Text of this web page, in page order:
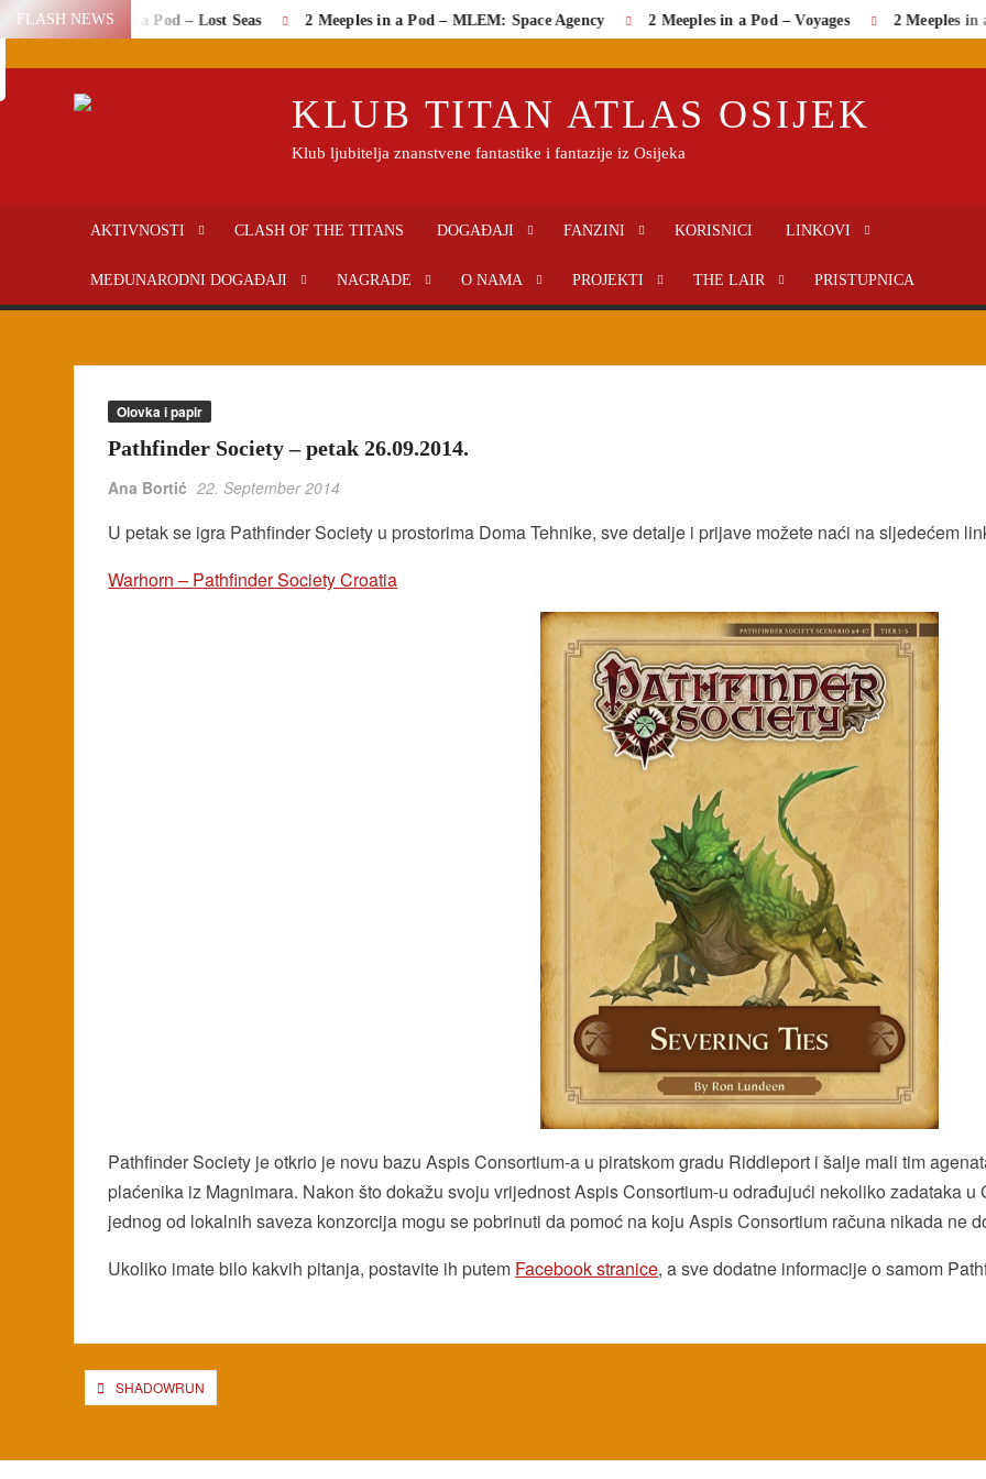
Skip
to
content
FLASH NEWS
2 Meeples in a Pod – Lost Seas 2 Meeples in a Pod – MLEM: Space Agency 2 Meeples in a Pod – Voyages 2 Meeples in
Search
KLUB TITAN ATLAS OSIJEK
Klub ljubitelja znanstvene fantastike i fantazije iz Osijeka
AKTIVNOSTI CLASH OF THE TITANS DOGAĐAJI FANZINI KORISNICI LINKOVI
MEĐUNARODNI DOGAĐAJI NAGRADE O NAMA PROJEKTI THE LAIR PRISTUPNICA
Olovka i papir
Pathfinder Society – petak 26.09.2014.
Ana Bortić 22. September 2014
U petak se igra Pathfinder Society u prostorima Doma Tehnike, sve detalje i prijave možete naći na sljedećem
Warhorn – Pathfinder Society Croatia
Pathfinder Society je otkrio je novu bazu Aspis Consortium-a u piratskom gradu Riddleport i šalje mali tim
plaćenika iz Magnimara. Nakon što dokažu svoju vrijednost Aspis Consortium-u odrađujući nekoliko zadataka
jednog od lokalnih saveza konzorcija mogu se pobrinuti da pomoć na koju Aspis Consortium računa nikada ne
Ukoliko imate bilo kakvih pitanja, postavite ih putem Facebook stranice, a sve dodatne informacije o samom
PostSHADOWRUN